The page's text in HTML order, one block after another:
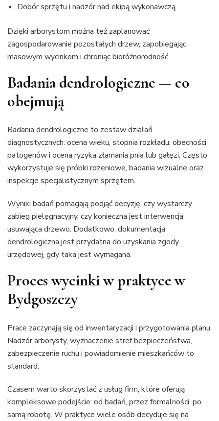
Dobór sprzętu i nadzór nad ekipą wykonawczą.
Dzięki arborystom można też zaplanować
zagospodarowanie pozostałych drzew, zapobiegając
masowym wycinkom i chroniąc bioróżnorodność.
Badania dendrologiczne — co
obejmują
Badania dendrologiczne to zestaw działań
diagnostycznych: ocena wieku, stopnia rozkładu, obecności
patogenów i ocena ryzyka złamania pnia lub gałęzi. Często
wykorzystuje się próbki rdzeniowe, badania wizualne oraz
inspekcje specjalistycznym sprzętem.
Wyniki badań pomagają podjąć decyzję: czy wystarczy
zabieg pielęgnacyjny, czy konieczna jest interwencja
usuwająca drzewo. Dodatkowo, dokumentacja
dendrologiczna jest przydatna do uzyskania zgody
urzędowej, gdy taka jest wymagana.
Proces wycinki w praktyce w
Bydgoszczy
Prace zaczynają się od inwentaryzacji i przygotowania planu.
Nadzór arborysty, wyznaczenie stref bezpieczeństwa,
zabezpieczenie ruchu i powiadomienie mieszkańców to
standard.
Czasem warto skorzystać z usług firm, które oferują
kompleksowe podejście: od badań, przez formalności, po
samą robotę. W praktyce wiele osób decyduje się na